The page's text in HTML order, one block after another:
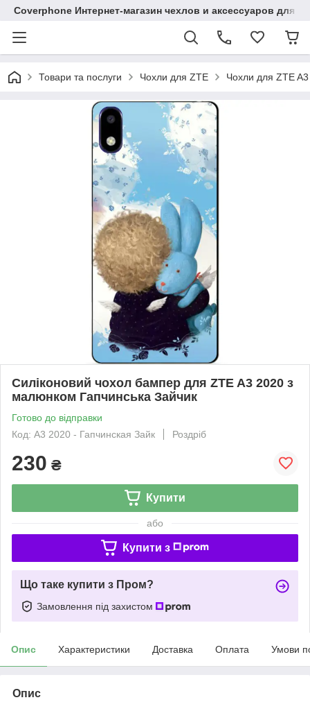
Coverphone Интернет-магазин чехлов и аксессуаров для
Товари та послуги Чохли для ZTE Чохли для ZTE
Силіконовий чохол бампер для ZTE A3 2020 з
малюнком Гапчинська Зайчик
Готово до відправки
Код: A3 2020 - Гапчинская Зайк
Роздріб
230 ₴
Купити
або
Купити з
Що таке купити з Пром?
Замовлення під захистом
Опис Характеристики Доставка Оплата Умови
Опис